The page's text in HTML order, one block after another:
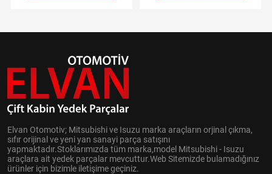
Elvan Otomotiv; Mitsubishi ve Isuzu marka araçların orjinal çıkma,
sıfır orijinal ve yeni yan sanayi parça satışını
yapmaktadır.Stoklarımızda tüm marka,model Mitsubishi - Isuzu
araçlara ait yedek parçalar mevcuttur.Web Sitemizde bulamadığınız
ürünler için bizimle iletişime geçiniz.